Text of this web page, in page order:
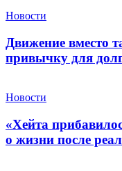
Новости
Движение вместо
привычку для
Новости
«Хейта
о жизни после